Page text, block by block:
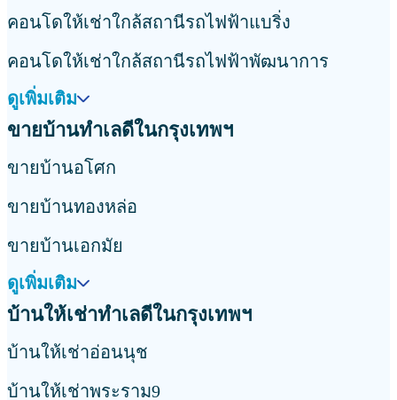
คอนโดให้เช่าใกล้สถานีรถไฟฟ้าแบริ่ง
คอนโดให้เช่าใกล้สถานีรถไฟฟ้าพัฒนาการ
ดูเพิ่มเติม
ขายบ้านทำเลดีในกรุงเทพฯ
ขายบ้านอโศก
ขายบ้านทองหล่อ
ขายบ้านเอกมัย
ดูเพิ่มเติม
บ้านให้เช่าทำเลดีในกรุงเทพฯ
บ้านให้เช่าอ่อนนุช
บ้านให้เช่าพระราม9